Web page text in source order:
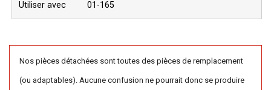
Utiliser avec 01-165
Nos pièces détachées sont toutes des pièces de remplacement
(ou adaptables). Aucune confusion ne pourrait donc se produire